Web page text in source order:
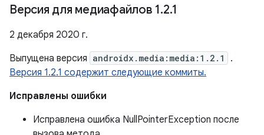
Версия для медиафайлов 1.2.1
2 декабря 2020 г.
Выпущена версия androidx.media:media:1.2.1
.
Версия 1.2.1 содержит следующие коммиты.
Исправлены ошибки
Исправлена ​​ошибка NullPointerException после